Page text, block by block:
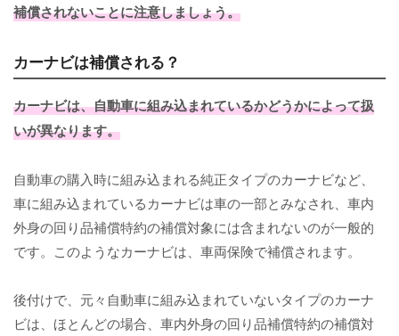
補償されないことに注意しましょう。
カーナビは補償される？
カーナビは、自動車に組み込まれているかどうかによって扱
いが異なります。
自動車の購入時に組み込まれる純正タイプのカーナビなど、
車に組み込まれているカーナビは車の一部とみなされ、車内
外身の回り品補償特約の補償対象には含まれないのが一般的
です。このようなカーナビは、車両保険で補償されます。
後付けで、元々自動車に組み込まれていないタイプのカーナ
ビは、ほとんどの場合、車内外身の回り品補償特約の補償対